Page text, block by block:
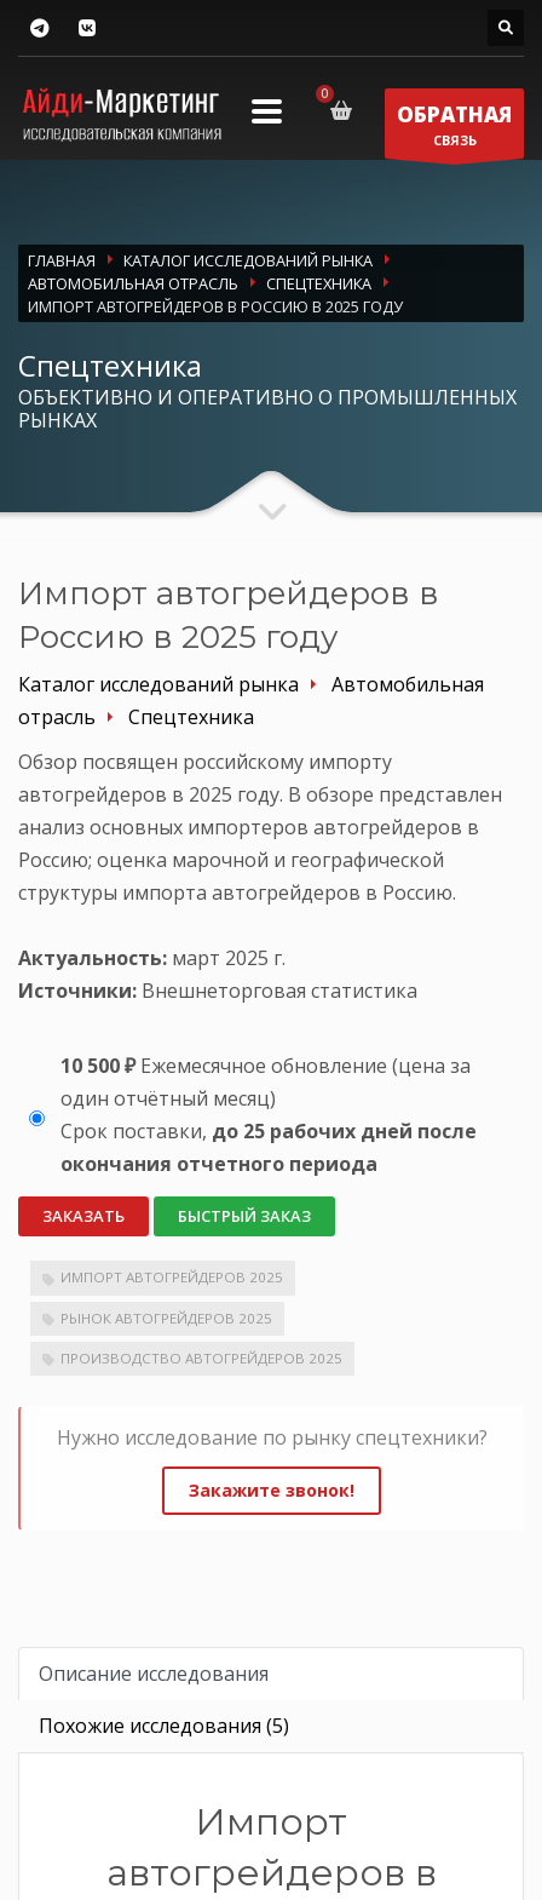
ОБРАТНАЯ
СВЯЗЬ
ГЛАВНАЯ
КАТАЛОГ ИССЛЕДОВАНИЙ РЫНКА
АВТОМОБИЛЬНАЯ ОТРАСЛЬ
СПЕЦТЕХНИКА
ИМПОРТ АВТОГРЕЙДЕРОВ В РОССИЮ В 2025 ГОДУ
Спецтехника
ОБЪЕКТИВНО И ОПЕРАТИВНО О ПРОМЫШЛЕННЫХ
РЫНКАХ
Импорт автогрейдеров в
Россию в 2025 году
Каталог исследований рынка
Автомобильная
отрасль
Спецтехника
Обзор посвящен российскому импорту
автогрейдеров в 2025 году. В обзоре представлен
анализ основных импортеров автогрейдеров в
Россию; оценка марочной и географической
структуры импорта автогрейдеров в Россию.
Актуальность: март 2025 г.
Источники: Внешнеторговая статистика
10 500 ₽ Ежемесячное обновление (цена за
один отчётный месяц)
Срок поставки, до 25 рабочих дней после
окончания отчетного периода
ЗАКАЗАТЬ БЫСТРЫЙ ЗАКАЗ
ИМПОРТ АВТОГРЕЙДЕРОВ 2025
РЫНОК АВТОГРЕЙДЕРОВ 2025
ПРОИЗВОДСТВО АВТОГРЕЙДЕРОВ 2025
Нужно исследование по рынку спецтехники?
Закажите звонок!
Описание исследования
Похожие исследования (5)
Импорт
автогрейдеров в